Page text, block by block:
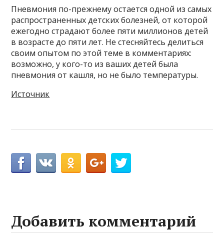
Пневмония по-прежнему остается одной из самых
распространенных детских болезней, от которой
ежегодно страдают более пяти миллионов детей
в возрасте до пяти лет. Не стесняйтесь делиться
своим опытом по этой теме в комментариях:
возможно, у кого-то из ваших детей была
пневмония от кашля, но не было температуры.
Источник
Добавить комментарий